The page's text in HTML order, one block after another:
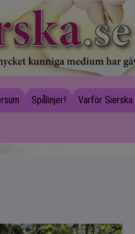
Spålinjer! Varför